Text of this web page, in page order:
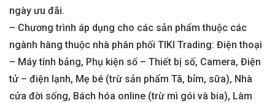
ngày ưu đãi.
– Chương trình áp dụng cho các sản phẩm thuộc các
ngành hàng thuộc nhà phân phối TIKI Trading: Điện thoại
– Máy tính bảng, Phụ kiện số – Thiết bị số, Camera, Điện
tử – điện lạnh, Mẹ bé (trừ sản phẩm Tã, bỉm, sữa), Nhà
cửa đời sống, Bách hóa online (trừ mì gói và bia), Làm